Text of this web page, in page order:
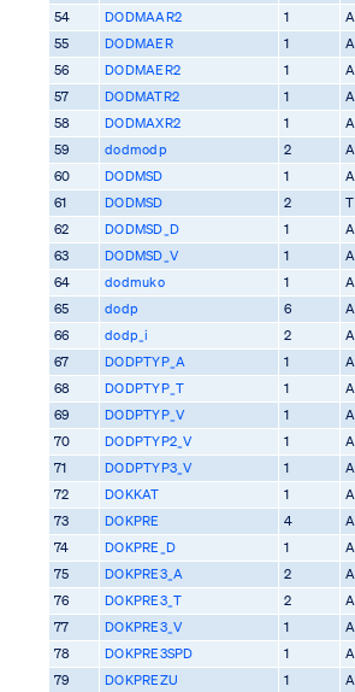
54 DODMAAR2 1 A
55
DODMAER 1 A
56
DODMAER2 1 A
57
DODMATR2 1 A
58
DODMAXR2 1 A
59
dodmodp 2 A
60
DODMSD 1 A
61
DODMSD 2 T
62
DODMSD_D 1 A
63
DODMSD_V 1 A
64
dodmuko 1 A
65
dodp 6 A
66
dodp_i 2 A
67
DODPTYP_A 1 A
68
DODPTYP_T 1 A
69
DODPTYP_V 1 A
70
DODPTYP2_V 1 A
71
DODPTYP3_V 1 A
72
DOKKAT 1 A
73
DOKPRE 4 A
74
DOKPRE_D 1 A
75
DOKPRE3_A 2 A
76
DOKPRE3_T 2 A
77
DOKPRE3_V 1 A
78
DOKPRE3SPD 1 A
79
DOKPREZU 1 A